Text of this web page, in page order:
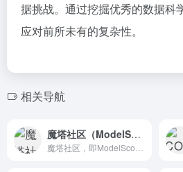
据挑战。通过挖掘优秀的数据科
应对前所未有的复杂性。
相关导航
魔塔社区（ModelScope）